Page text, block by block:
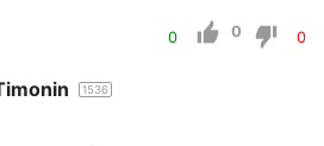
0 0 0
1536